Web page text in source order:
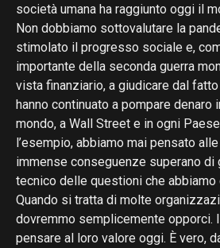
società umana ha raggiunto oggi il
Non dobbiamo sottovalutare la
stimolato il progresso sociale e,
importante della seconda guerra
vista finanziario, a giudicare dal
hanno continuato a pompare
mondo, a Wall Street e in ogni
l’esempio, abbiamo mai pensato
immense conseguenze superano di
tecnico delle questioni che
Quando si tratta di molte
dovremmo semplicemente opporci.
pensare al loro valore oggi. È vero,